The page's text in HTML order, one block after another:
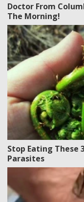
Doctor From
The Morning!
Stop Eating These
Parasites